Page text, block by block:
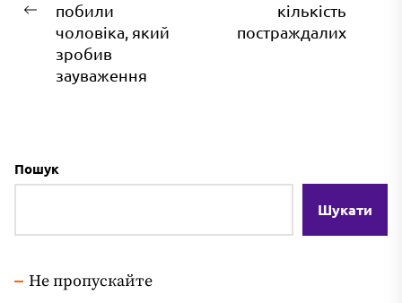
Попередній
запис:
побили
чоловіка, який
зробив
зауваження
кількість
постраждалих
Пошук
Шукати
Не пропускайте